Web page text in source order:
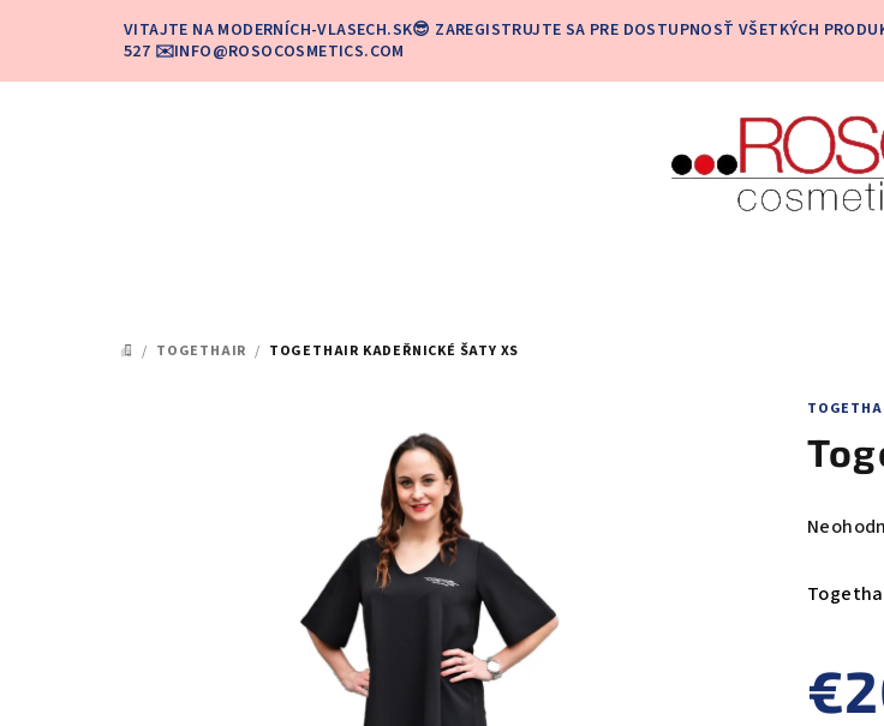
VITAJTE NA MODERNÍCH-VLASECH.SK😎 ZAREGISTRUJTE SA PRE DOSTUPNOSŤ VŠETKÝCH
527 ✉️INFO@ROSOCOSMETICS.COM
DOMOV
/ TOGETHAIR / TOGETHAIR KADEŘNICKÉ ŠATY XS
5